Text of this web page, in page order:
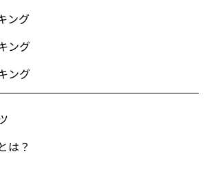
ング
ング
ング
は？